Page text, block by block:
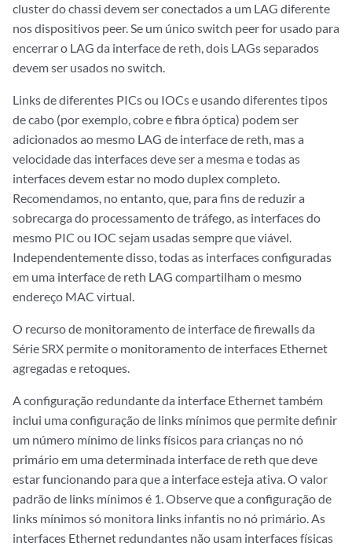
cluster do chassi devem ser conectados a um LAG diferente
nos dispositivos peer. Se um único switch peer for usado para
encerrar o LAG da interface de reth, dois LAGs separados
devem ser usados no switch.
Links de diferentes PICs ou IOCs e usando diferentes tipos
de cabo (por exemplo, cobre e fibra óptica) podem ser
adicionados ao mesmo LAG de interface de reth, mas a
velocidade das interfaces deve ser a mesma e todas as
interfaces devem estar no modo duplex completo.
Recomendamos, no entanto, que, para fins de reduzir a
sobrecarga do processamento de tráfego, as interfaces do
mesmo PIC ou IOC sejam usadas sempre que viável.
Independentemente disso, todas as interfaces configuradas
em uma interface de reth LAG compartilham o mesmo
endereço MAC virtual.
O recurso de monitoramento de interface de firewalls da
Série SRX permite o monitoramento de interfaces Ethernet
agregadas e retoques.
A configuração redundante da interface Ethernet também
inclui uma configuração de links mínimos que permite definir
um número mínimo de links físicos para crianças no nó
primário em uma determinada interface de reth que deve
estar funcionando para que a interface esteja ativa. O valor
padrão de links mínimos é 1. Observe que a configuração de
links mínimos só monitora links infantis no nó primário. As
interfaces Ethernet redundantes não usam interfaces físicas